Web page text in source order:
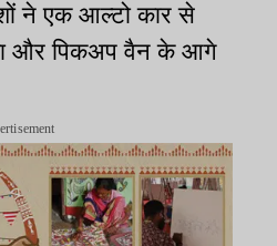
ने एक आल्टो कार से
और पिकअप वैन के आगे